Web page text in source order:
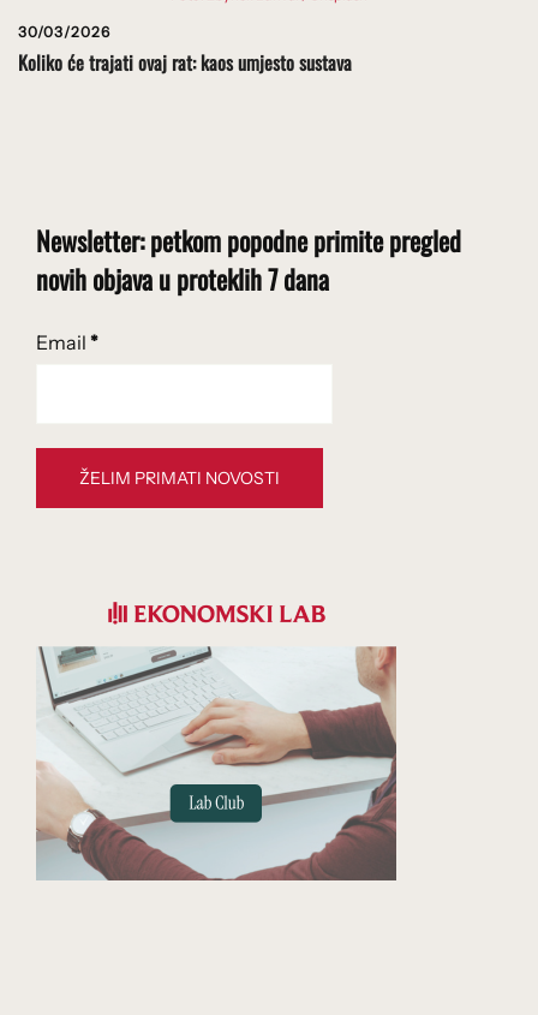
30/03/2026
Koliko će trajati ovaj rat: kaos umjesto sustava
Newsletter: petkom popodne primite pregled
novih objava u proteklih 7 dana
Email *